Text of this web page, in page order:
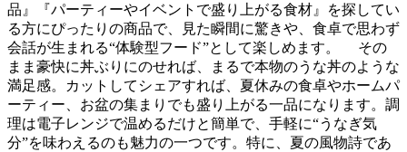
品』『パーティーやイベントで盛り上がる食材』を探してい
る方にぴったりの商品で、見た瞬間に驚きや、食卓で思わず
会話が生まれる“体験型フード”として楽しめます。 その
まま豪快に丼ぶりにのせれば、まるで本物のうな丼のような
満足感。カットしてシェアすれば、夏休みの食卓やホームパ
ーティー、お盆の集まりでも盛り上がる一品になります。調
理は電子レンジで温めるだけと簡単で、手軽に“うなぎ気
分”を味わえるのも魅力の一つです。特に、夏の風物詩であ